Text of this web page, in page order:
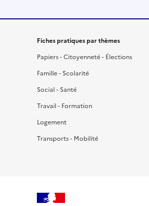
Fiches pratiques par thèmes
Papiers - Citoyenneté - Élections
Famille - Scolarité
Social - Santé
Travail - Formation
Logement
Transports - Mobilité